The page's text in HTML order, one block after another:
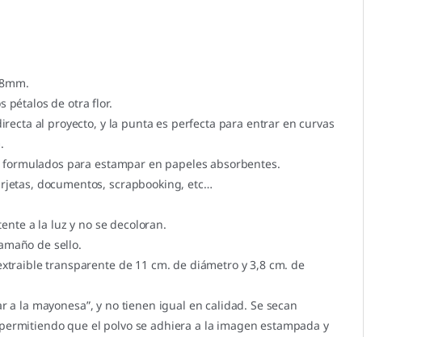
pétalos de otra flor.
al proyecto, y la punta es perfecta para entrar en curvas
formulados para estampar en papeles absorbentes.
documentos, scrapbooking, etc…
a la luz y no se decoloran.
de sello.
transparente de 11 cm. de diámetro y 3,8 cm. de
la mayonesa”, y no tienen igual en calidad. Se secan
que el polvo se adhiera a la imagen estampada y